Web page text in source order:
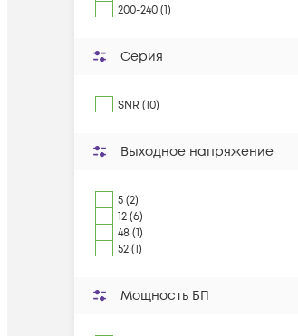
200-240 (1)
Серия
SNR (10)
Выходное напряжение
5 (2)
12 (6)
48 (1)
52 (1)
Мощность БП